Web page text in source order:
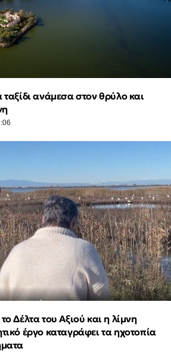
ανάμεσα στον θρύλο και
Δέλτα του Αξιού και η λίμνη
έργο καταγράφει τα ηχοτοπία